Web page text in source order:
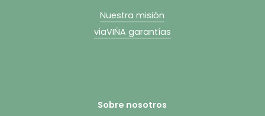
Nuestra misión
viaVIÑA garantías
Sobre nosotros